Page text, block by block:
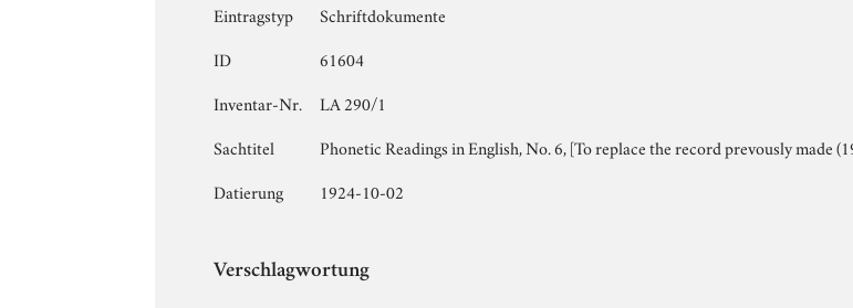
Eintragstyp
Schriftdokumente
ID
61604
Inventar-Nr.
LA 290/1
Sachtitel
Phonetic Readings in English, No. 6, [To replace the record prevously made
Datierung
1924-10-02
Verschlagwortung